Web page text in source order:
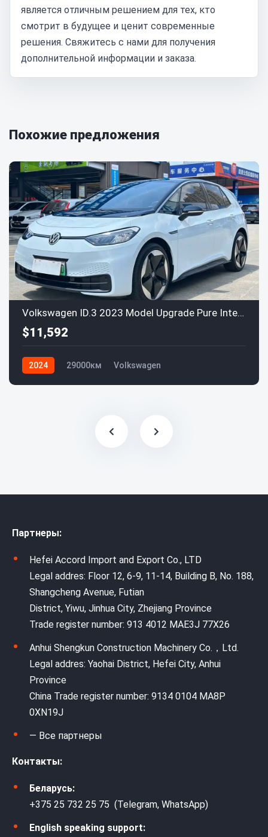
является отличным решением для тех, кто
смотрит в будущее и ценит современные
решения. Свяжитесь с нами для получения
дополнительной информации и заказа.
Похожие предложения
Volkswagen ID.3 2023 Model Upgrade Pure Intelligence Enjoyment Edition
$11,592
2024 29000км Volkswagen
Партнеры:
Hefei Accord Import and Export Co., LTD
Legal addres: Floor 12, 6-9, 11-14, Building B, No. 188,
Shangcheng Avenue, Futian
District, Yiwu, Jinhua City, Zhejiang Province
Trade register number: 913 4012 MAE3J 77X26
Anhui Shengkun Construction Machinery Co.，Ltd.
Legal addres: Yaohai District, Hefei City, Anhui
Province
China Trade register number: 9134 0104 MA8P
0XN19J
— Все партнеры
Контакты:
Беларусь:
+375 25 732 25 75 (Telegram, WhatsApp)
English speaking support: